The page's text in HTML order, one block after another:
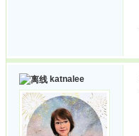
katnalee